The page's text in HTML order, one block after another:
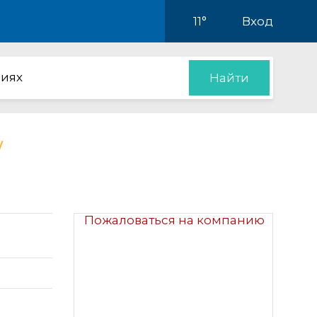
11° Вход
Найти
Пожаловаться на компанию